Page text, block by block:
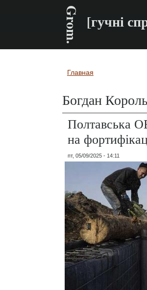
Grom. [гучні
Вы здесь
Главная
Богдан
Полтавська
на
пт, 05/09/2025 - 14:11